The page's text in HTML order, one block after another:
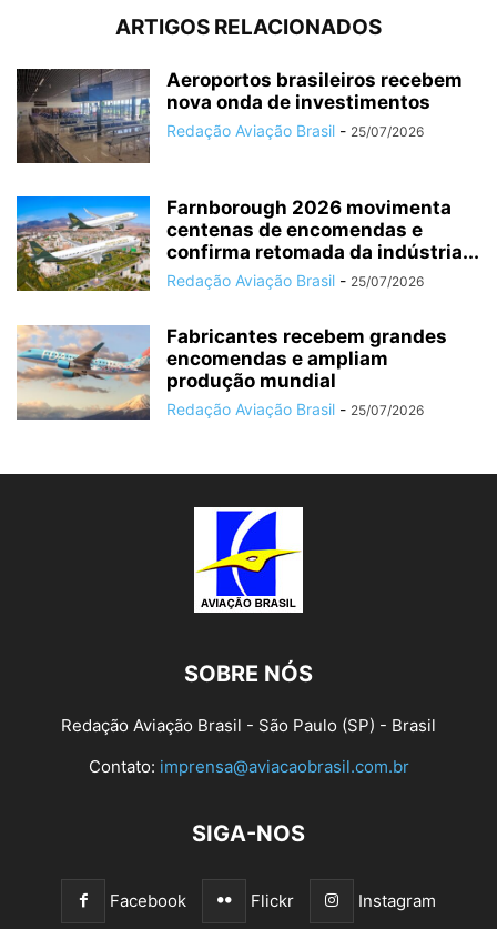
ARTIGOS RELACIONADOS
Aeroportos brasileiros recebem
nova onda de investimentos
Redação Aviação Brasil - 25/07/2026
Farnborough 2026 movimenta
centenas de encomendas e
confirma retomada da indústria...
Redação Aviação Brasil - 25/07/2026
Fabricantes recebem grandes
encomendas e ampliam
produção mundial
Redação Aviação Brasil - 25/07/2026
SOBRE NÓS
Redação Aviação Brasil - São Paulo (SP) - Brasil
Contato: imprensa@aviacaobrasil.com.br
SIGA-NOS
Facebook Flickr Instagram